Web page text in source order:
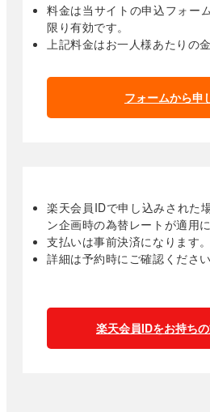
料金は当サイトの申込フォー
限り有効です。
上記料金はお一人様あたりの金
フォームから申
楽天会員IDで申し込みされた
ン企画時の為替レートが適用に
支払いは事前決済になります。
詳細は予約時にご確認ください
楽天会員IDをお持ち